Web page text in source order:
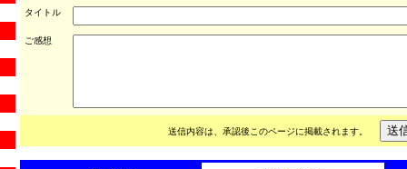
タイトル
ご感想
送信内容は、承認後このページに掲載されます。